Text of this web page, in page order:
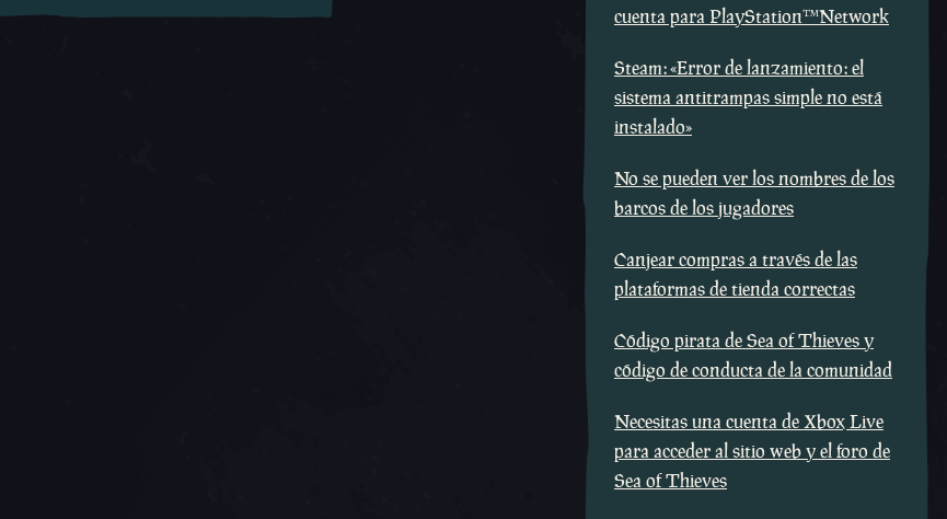
cuenta para PlayStation™Network
Steam: «Error de lanzamiento: el
sistema antitrampas simple no está
instalado»
No se pueden ver los nombres de los
barcos de los jugadores
Canjear compras a través de las
plataformas de tienda correctas
Código pirata de Sea of Thieves y
código de conducta de la comunidad
Necesitas una cuenta de Xbox Live
para acceder al sitio web y el foro de
Sea of Thieves